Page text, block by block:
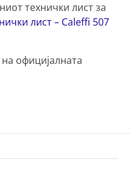
технички лист за
лист – Caleffi 507
официјалната